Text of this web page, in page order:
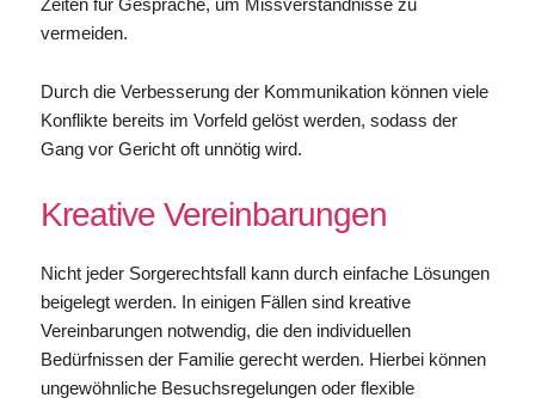
vermeiden.
Durch die Verbesserung der Kommunikation können viele
Konflikte bereits im Vorfeld gelöst werden, sodass der
Gang vor Gericht oft unnötig wird.
Kreative Vereinbarungen
Nicht jeder Sorgerechtsfall kann durch einfache Lösungen
beigelegt werden. In einigen Fällen sind kreative
Vereinbarungen notwendig, die den individuellen
Bedürfnissen der Familie gerecht werden. Hierbei können
ungewöhnliche Besuchsregelungen oder flexible